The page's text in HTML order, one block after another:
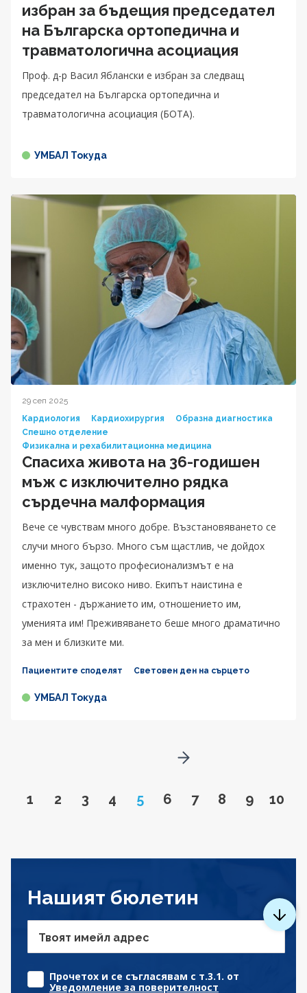
избран за бъдещия председател
на Българска ортопедична и
травматологична асоциация
Проф. д-р Васил Яблански е избран за следващ
председател на Българска ортопедична и
травматологична асоциация (БОТА).
УМБАЛ Токуда
29 сеп 2025
Кардиология
Кардиохирургия
Образна диагностика
Спешно отделение
Физикална и рехабилитационна медицина
Спасиха живота на 36-годишен
мъж с изключително рядка
сърдечна малформация
Вече се чувствам много добре. Възстановяването се
случи много бързо. Много съм щастлив, че дойдох
именно тук, защото професионализмът е на
изключително високо ниво. Екипът наистина е
страхотен - държанието им, отношението им,
уменията им! Преживяването беше много драматично
за мен и близките ми.
Пациентите споделят Световен ден на сърцето
УМБАЛ Токуда
Go to page
1 Go to page
2 Go to page
3 Go to page
4 Page
5 Go to page
6 Go to page
7 Go to page
8 Go to
9 Go
10
Go to next page
Нашият бюлетин
Твоят имейл адрес
Прочетох и се съгласявам с т.3.1. от
Уведомление за поверителност